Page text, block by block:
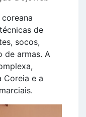
de
socos,
de armas. A
Coreia e a